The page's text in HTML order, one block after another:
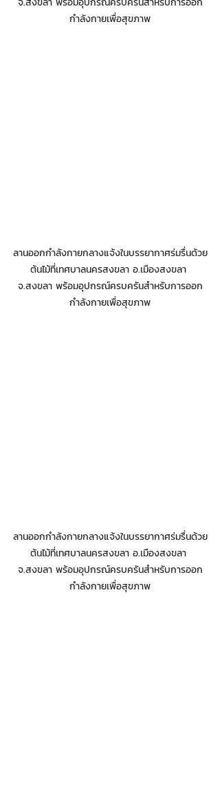
กำลังกายเพื่อสุขภาพ
ลานออกกำลังกายกลางแจ้งในบรรยากาศร่มรื่นด้วย
ต้นไม้ที่เทศบาลนครสงขลา อ.เมืองสงขลา
จ.สงขลา พร้อมอุปกรณ์ครบครันสำหรับการออก
กำลังกายเพื่อสุขภาพ
ลานออกกำลังกายกลางแจ้งในบรรยากาศร่มรื่นด้วย
ต้นไม้ที่เทศบาลนครสงขลา อ.เมืองสงขลา
จ.สงขลา พร้อมอุปกรณ์ครบครันสำหรับการออก
กำลังกายเพื่อสุขภาพ